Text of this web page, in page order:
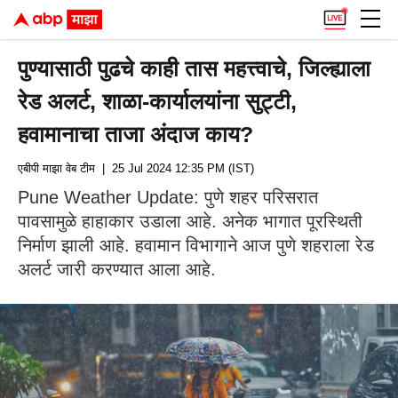
पुण्यासाठी पुढचे काही तास महत्त्वाचे, जिल्ह्याला
रेड अलर्ट, शाळा-कार्यालयांना सुट्टी,
हवामानाचा ताजा अंदाज काय?
एबीपी माझा वेब टीम | 25 Jul 2024 12:35 PM (IST)
Pune Weather Update: पुणे शहर परिसरात
पावसामुळे हाहाकार उडाला आहे. अनेक भागात पूरस्थिती
निर्माण झाली आहे. हवामान विभागाने आज पुणे शहराला रेड
अलर्ट जारी करण्यात आला आहे.